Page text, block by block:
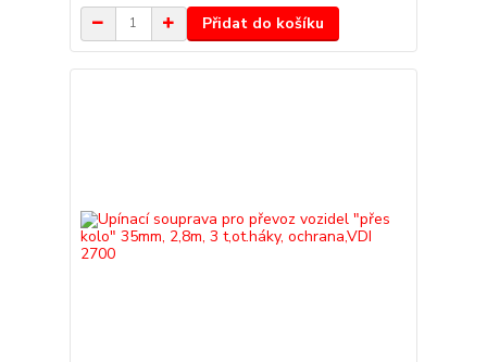
Přidat do košíku